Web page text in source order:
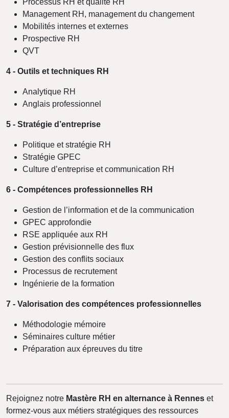
Processus RH et qualité RH
Management RH, management du changement
Mobilités internes et externes
Prospective RH
QVT
4 - Outils et techniques RH
Analytique RH
Anglais professionnel
5 - Stratégie d’entreprise
Politique et stratégie RH
Stratégie GPEC
Culture d’entreprise et communication RH
6 - Compétences professionnelles RH
Gestion de l’information et de la communication
GPEC approfondie
RSE appliquée aux RH
Gestion prévisionnelle des flux
Gestion des conflits sociaux
Processus de recrutement
Ingénierie de la formation
7 - Valorisation des compétences professionnelles
Méthodologie mémoire
Séminaires culture métier
Préparation aux épreuves du titre
Rejoignez notre Mastère RH en alternance à Rennes et
formez-vous aux métiers stratégiques des ressources